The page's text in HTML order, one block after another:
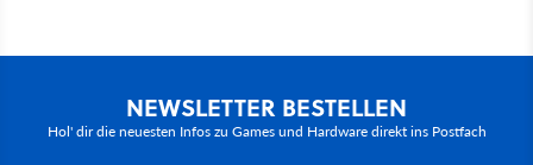
NEWSLETTER BESTELLEN
Hol' dir die neuesten Infos zu Games und Hardware direkt ins Postfach